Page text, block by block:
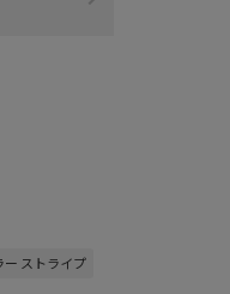
ー ストライプ